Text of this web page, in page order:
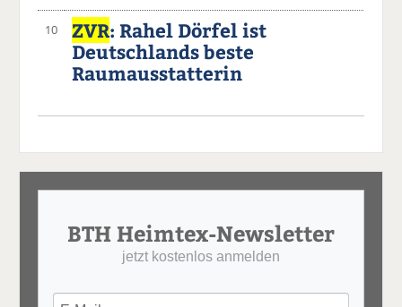
10 ZVR: Rahel Dörfel ist
Deutschlands beste
Raumausstatterin
BTH Heimtex-Newsletter
jetzt kostenlos anmelden